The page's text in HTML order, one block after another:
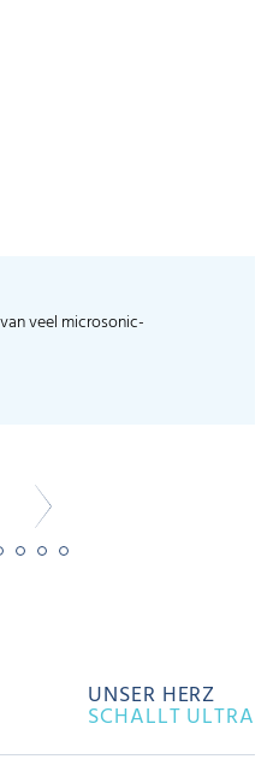
veel microsonic-
UNSER HERZ
SCHALLT ULTRA